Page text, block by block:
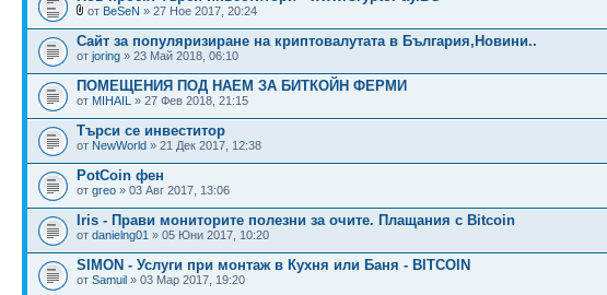
от BeSeN » 27 Ное 2017, 20:24
Сайт за популяризиране на криптовалутата в България,Новини..
от joring » 23 Май 2018, 06:10
ПОМЕЩЕНИЯ ПОД НАЕМ ЗА БИТКОЙН ФЕРМИ
от MIHAIL » 27 Фев 2018, 21:15
Търси се инвеститор
от NewWorld » 21 Дек 2017, 12:38
PotCoin фен
от greo » 03 Авг 2017, 13:06
Iris - Прави мониторите полезни за очите. Плащания с Bitcoin
от danielng01 » 05 Юни 2017, 10:20
SIMON - Услуги при монтаж в Кухня или Баня - BITCOIN
от Samuil » 03 Мар 2017, 19:20